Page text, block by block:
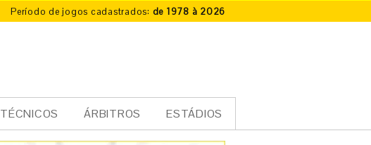
Período de jogos cadastrados: de 1978 à 2026
TÉCNICOS ÁRBITROS ESTÁDIOS